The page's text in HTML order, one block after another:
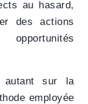
au hasard,
des actions
autant sur la
employée